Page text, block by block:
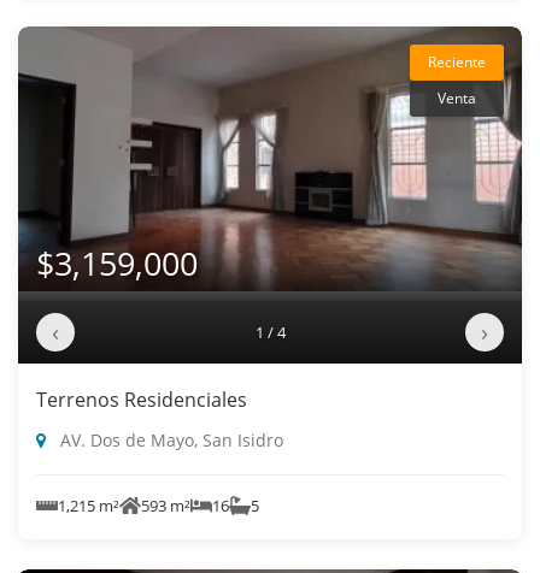
Reciente
Venta
$3,159,000
‹ 1 / 4 ›
Terrenos Residenciales
AV. Dos de Mayo, San Isidro
1,215 m² 593 m² 16 5